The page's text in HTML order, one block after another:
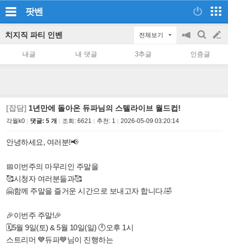
팟벤
치지직 파티 인벤 전체보기
공
on/off
검
색
글
쓰
내글 내 댓글 3추글 인증글
[잡담] 1년만에 돌아온 듀파님의 스텔라이브 월드컵!
각월k0 댓글: 5 개 조회: 6621 추천: 1 2026-05-09 03:20:14
안녕하세요, 여러분!📢
📅이번주의 마무리인 주말을
🥰시청자 여러분들과🥰
🤗함께 주말을 즐거운 시간으로 보내고자 합니다.🤣
🎉이번주 주말!🎉
🗓5월 9일(토) & 5월 10일(일) 🕛오후 1시
스트리머 💙듀파💙님이 진행하는